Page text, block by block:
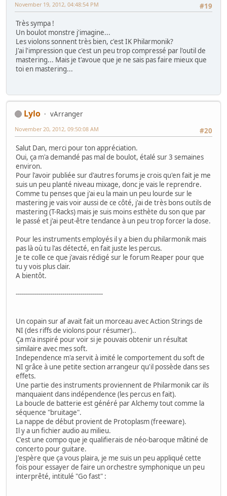
#19
November 19, 2012, 04:48:54 PM
Très sympa !
Un boulot monstre j'imagine...
Les violons sonnent très bien, c'est IK Philarmonik?
J'ai l'impression que c'est un peu trop compressé par l'outil de
mastering... Mais je t'avoue que je ne sais pas faire mieux que
toi en mastering...
Lylo
vArranger
#20
November 20, 2012, 09:50:08 AM
Salut Dan, merci pour ton appréciation.
Oui, ça m'a demandé pas mal de boulot, étalé sur 3 semaines
environ.
Pour l'avoir publiée sur d'autres forums je crois qu'en fait je me
suis un peu planté niveau mixage, donc je vais le reprendre.
Comme tu penses que j'ai eu la main un peu lourde sur le
mastering je vais voir aussi de ce côté, j'ai de très bons outils de
mastering (T-Racks) mais je suis moins esthète du son que par
le passé et j'ai peut-être tendance à un peu trop forcer la dose.
Pour les instruments employés il y a bien du philarmonik mais
pas là où tu l'as détecté, en fait juste les percus.
Je te colle ce que j'avais rédigé sur le forum Reaper pour que
tu y vois plus clair.
A bientôt.
-------------------------------------------
Un copain sur af avait fait un morceau avec Action Strings de
NI (des riffs de violons pour résumer)..
Ça m'a inspiré pour voir si je pouvais obtenir un résultat
similaire avec mes soft.
Independence m'a servit à imité le comportement du soft de
NI grâce à une petite section arrangeur qu'il possède dans ses
effets.
Une partie des instruments proviennent de Philarmonik car ils
manquaient dans indépendence (les percus en fait).
La boucle de batterie est généré par Alchemy tout comme la
séquence "bruitage".
La nappe de début provient de Protoplasm (freeware).
Il y a un fichier audio au milieu.
C'est une compo que je qualifierais de néo-baroque mâtiné de
concerto pour guitare.
J'espère que ça vous plaira, je me suis un peu appliqué cette
fois pour essayer de faire un orchestre symphonique un peu
interprêté, intitulé "Go fast" :